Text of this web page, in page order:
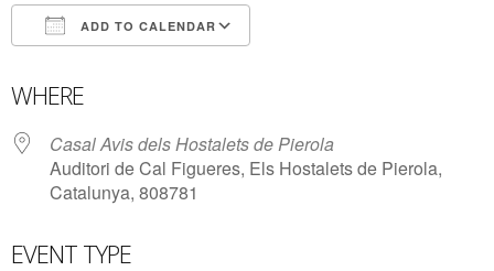
ADD TO CALENDAR
WHERE
Casal Avis dels Hostalets de Pierola
Auditori de Cal Figueres, Els Hostalets de Pierola,
Catalunya, 808781
EVENT TYPE